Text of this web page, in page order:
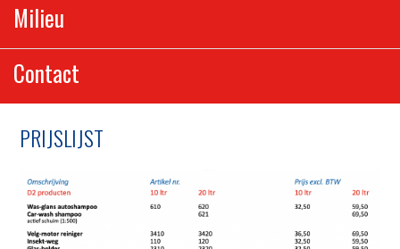
Milieu
Contact
PRIJSLIJST